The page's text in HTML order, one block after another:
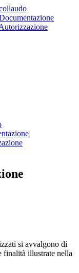
si avvalgono di
finalità illustrate nella